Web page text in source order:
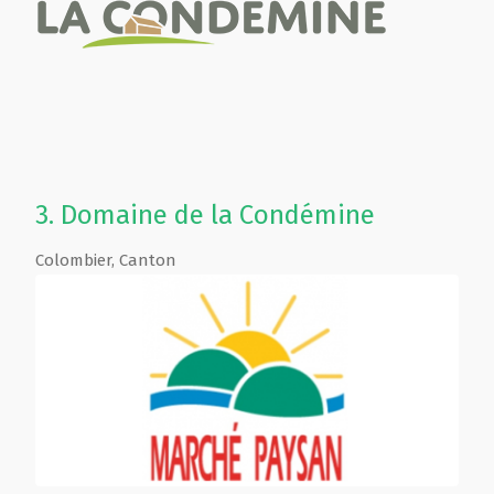
3. Domaine de la Condémine
Colombier, Canton